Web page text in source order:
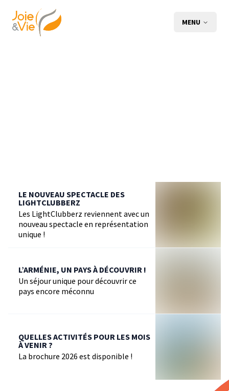
MENU
LE NOUVEAU SPECTACLE DES
LIGHTCLUBBERZ
Les LightClubberz reviennent avec un
nouveau spectacle en représentation
unique !
L’ARMÉNIE, UN PAYS À DÉCOUVRIR !
Un séjour unique pour découvrir ce
pays encore méconnu
QUELLES ACTIVITÉS POUR LES MOIS
À VENIR ?
La brochure 2026 est disponible !